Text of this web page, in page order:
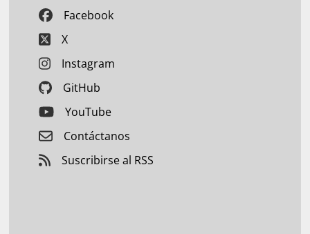
Facebook
X
Instagram
GitHub
YouTube
Contáctanos
Suscribirse al RSS